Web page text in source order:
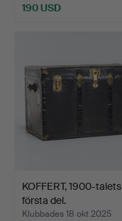
190 USD
KOFFERT, 1900-talets
första del.
Klubbades 18 okt 2025